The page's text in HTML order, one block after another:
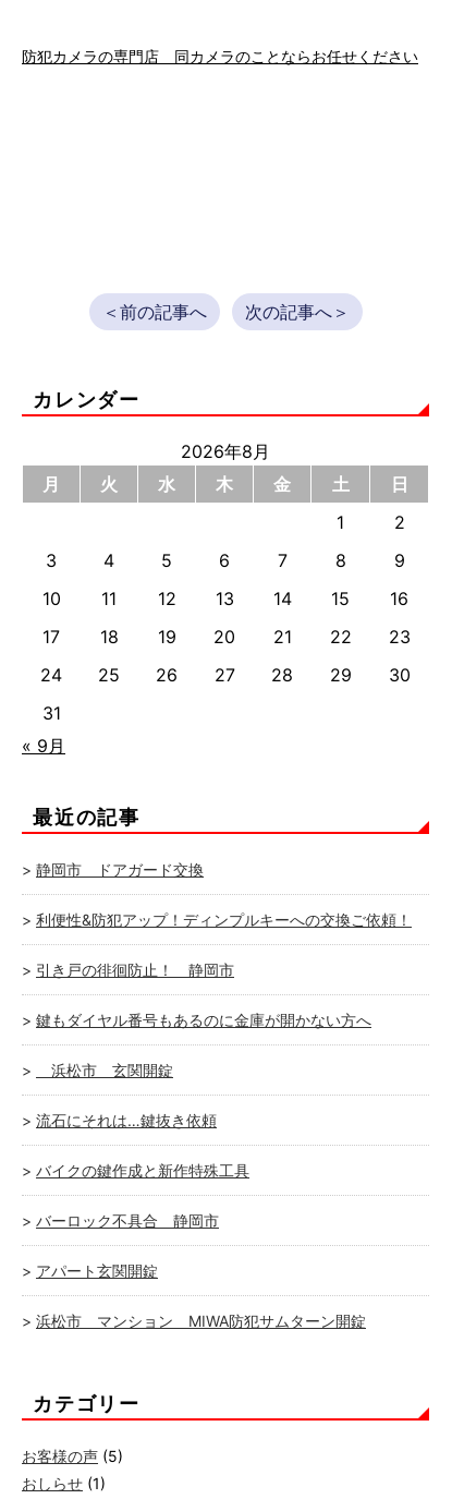
防犯カメラの専門店 同カメラのことならお任せください
＜前の記事へ 次の記事へ＞
カレンダー
2026年8月
月
火 水 木 金 土
日
1
2
3
4 5 6 7 8
9
10
11 12 13 14 15
16
17
18 19 20 21 22
23
24
25 26 27 28 29
30
31
« 9月
最近の記事
静岡市 ドアガード交換
利便性&防犯アップ！ディンプルキーへの交換ご依頼！
引き戸の徘徊防止！ 静岡市
鍵もダイヤル番号もあるのに金庫が開かない方へ
浜松市 玄関開錠
流石にそれは…鍵抜き依頼
バイクの鍵作成と新作特殊工具
バーロック不具合 静岡市
アパート玄関開錠
浜松市 マンション MIWA防犯サムターン開錠
カテゴリー
お客様の声 (5)
おしらせ (1)